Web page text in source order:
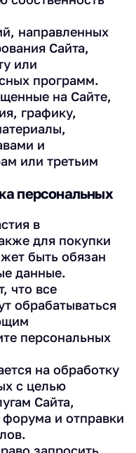
направленных
Сайта,
или
программ.
на Сайте,
графику,
и
или третьим
персональных
в
для покупки
быть обязан
данные.
что все
обрабатываться
персональных
на обработку
с целью
Сайта,
и отправки